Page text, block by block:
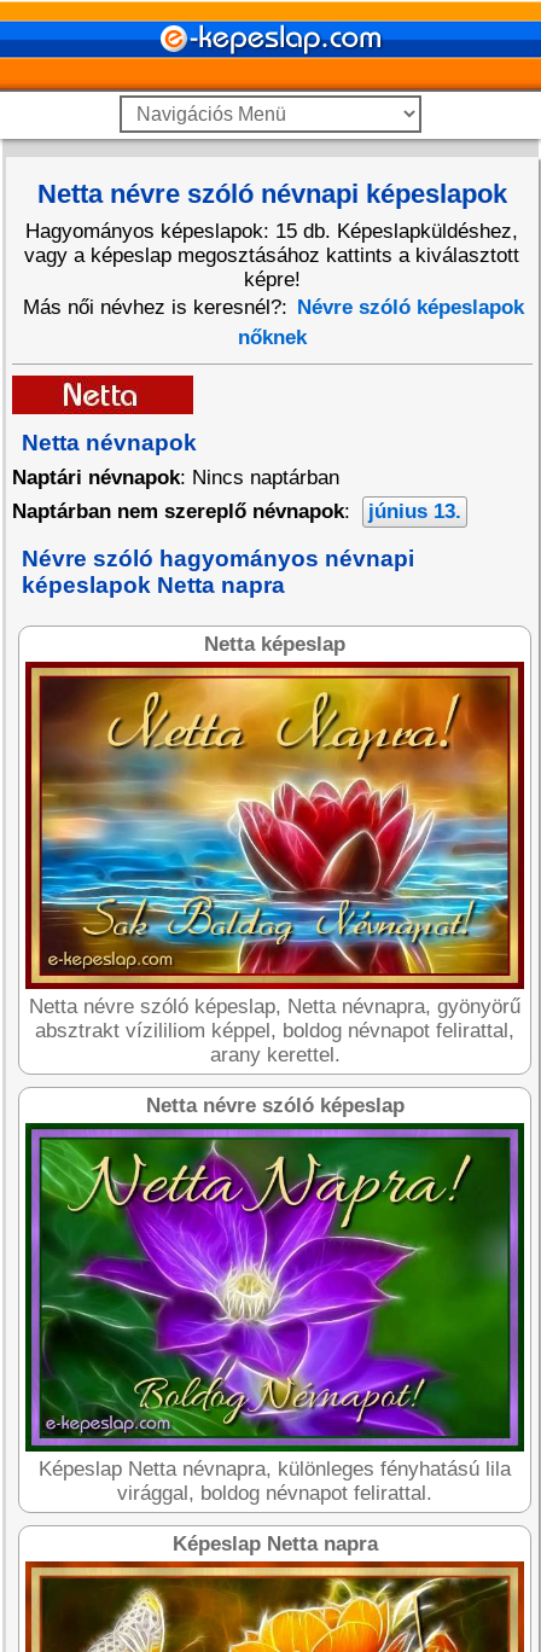
Netta névre szóló névnapi képeslapok
Hagyományos képeslapok: 15 db. Képeslapküldéshez,
vagy a képeslap megosztásához kattints a kiválasztott
képre!
Más női névhez is keresnél?: Névre szóló képeslapok
nőknek
Netta névnapok
Naptári névnapok: Nincs naptárban
Naptárban nem szereplő névnapok: június 13.
Névre szóló hagyományos névnapi
képeslapok Netta napra
Netta képeslap
Netta névre szóló képeslap, Netta névnapra, gyönyörű
absztrakt vízililiom képpel, boldog névnapot felirattal,
arany kerettel.
Netta névre szóló képeslap
Képeslap Netta névnapra, különleges fényhatású lila
virággal, boldog névnapot felirattal.
Képeslap Netta napra